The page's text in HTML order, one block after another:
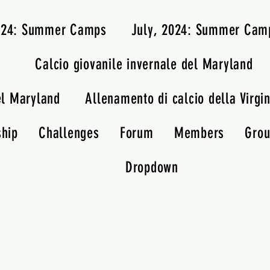
Summer Camps
July, 2024: Summer
Calcio giovanile invernale del Maryland
Maryland
Allenamento di calcio della
Challenges Forum Members
Dropdown